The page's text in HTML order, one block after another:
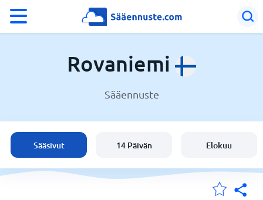
Suomi
Sijaintini
Rovaniemi
Sääennuste
Sääsivut 14 Päivän Elokuu